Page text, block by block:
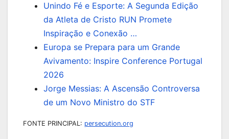
Unindo Fé e Esporte: A Segunda Edição
da Atleta de Cristo RUN Promete
Inspiração e Conexão …
Europa se Prepara para um Grande
Avivamento: Inspire Conference Portugal
2026
Jorge Messias: A Ascensão Controversa
de um Novo Ministro do STF
FONTE PRINCIPAL: persecution.org